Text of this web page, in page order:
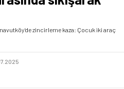
zincirleme kaza: Çocuk iki araç